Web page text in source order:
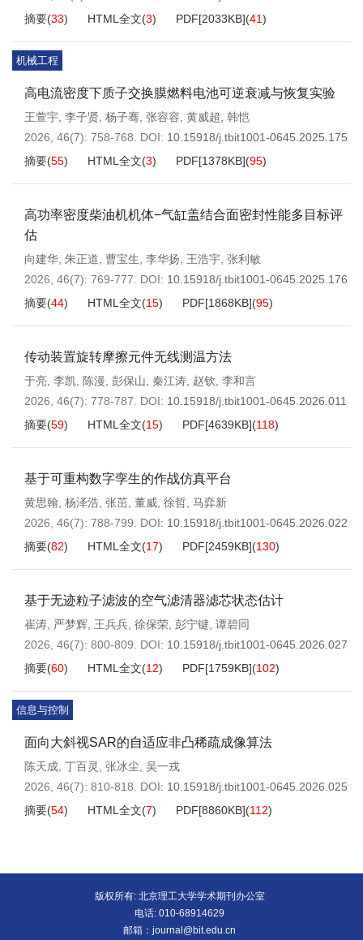
摘要(33) HTML全文(3) PDF[2033KB](41)
机械工程
高电流密度下质子交换膜燃料电池可逆衰减与恢复实验
王萱宇 李子贤 杨子骞 张容容 黄威超
韩恺
2026, 46(7): 758-768.
DOI: 10.15918/j.tbit1001-0645.2025.175
摘要(55) HTML全文(3) PDF[1378KB](95)
高功率密度柴油机机体−气缸盖结合面密封性能多目标评
估
向建华 朱正道 曹宝生 李华扬 王浩宇 张利敏
2026, 46(7): 769-777.
DOI: 10.15918/j.tbit1001-0645.2025.176
摘要(44) HTML全文(15) PDF[1868KB](95)
传动装置旋转摩擦元件无线测温方法
于亮 李凯 陈漫 彭保山 秦江涛 赵钦 李和言
2026, 46(7): 778-787.
DOI: 10.15918/j.tbit1001-0645.2026.011
摘要(59) HTML全文(15) PDF[4639KB](118)
基于可重构数字孪生的作战仿真平台
黄思翰 杨泽浩 张茁 董威 徐哲 马弈新
2026, 46(7): 788-799.
DOI: 10.15918/j.tbit1001-0645.2026.022
摘要(82) HTML全文(17) PDF[2459KB](130)
基于无迹粒子滤波的空气滤清器滤芯状态估计
崔涛 严梦辉 王兵兵 徐保荣 彭宁键 谭碧同
2026, 46(7): 800-809.
DOI: 10.15918/j.tbit1001-0645.2026.027
摘要(60) HTML全文(12) PDF[1759KB](102)
信息与控制
面向大斜视SAR的自适应非凸稀疏成像算法
陈天成 丁百灵 张冰尘
吴一戎
2026, 46(7): 810-818.
DOI: 10.15918/j.tbit1001-0645.2026.025
摘要(54) HTML全文(7) PDF[8860KB](112)
版权所有: 北京理工大学学术期刊办公室
电话: 010-68914629
邮箱： journal@bit.edu.cn